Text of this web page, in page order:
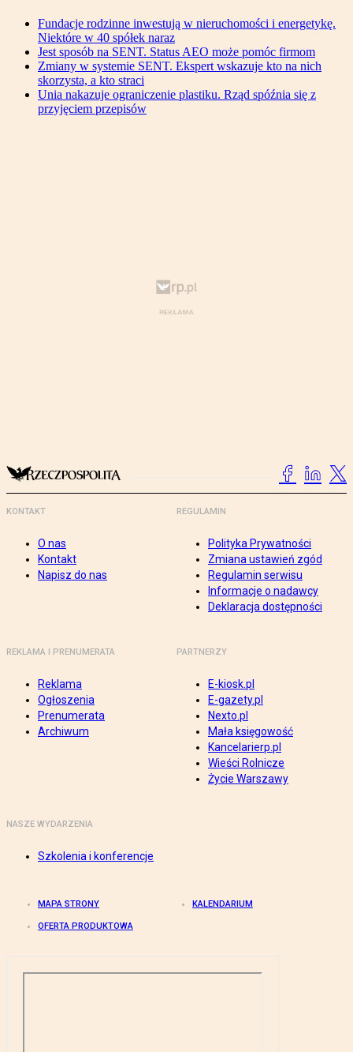
Fundacje rodzinne inwestują w nieruchomości i energetykę.
Niektóre w 40 spółek naraz
Jest sposób na SENT. Status AEO może pomóc firmom
Zmiany w systemie SENT. Ekspert wskazuje kto na nich
skorzysta, a kto straci
Unia nakazuje ograniczenie plastiku. Rząd spóźnia się z
przyjęciem przepisów
KONTAKT
O nas
Kontakt
Napisz do nas
REGULAMIN
Polityka Prywatności
Zmiana ustawień zgód
Regulamin serwisu
Informacje o nadawcy
Deklaracja dostępności
REKLAMA I PRENUMERATA
Reklama
Ogłoszenia
Prenumerata
Archiwum
PARTNERZY
E-kiosk.pl
E-gazety.pl
Nexto.pl
Mała księgowość
Kancelarierp.pl
Wieści Rolnicze
Życie Warszawy
NASZE WYDARZENIA
Szkolenia i konferencje
MAPA STRONY KALENDARIUM
OFERTA PRODUKTOWA